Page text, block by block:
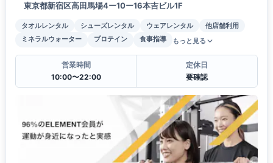
東京都新宿区高田馬場4ー10ー16本吉ビル1F
タオルレンタル シューズレンタル ウェアレンタル
他店舗利用
ミネラルウォーター
プロテイン 食事指導 もっと見る
営業時間
10:00〜22:00
定休日
要確認